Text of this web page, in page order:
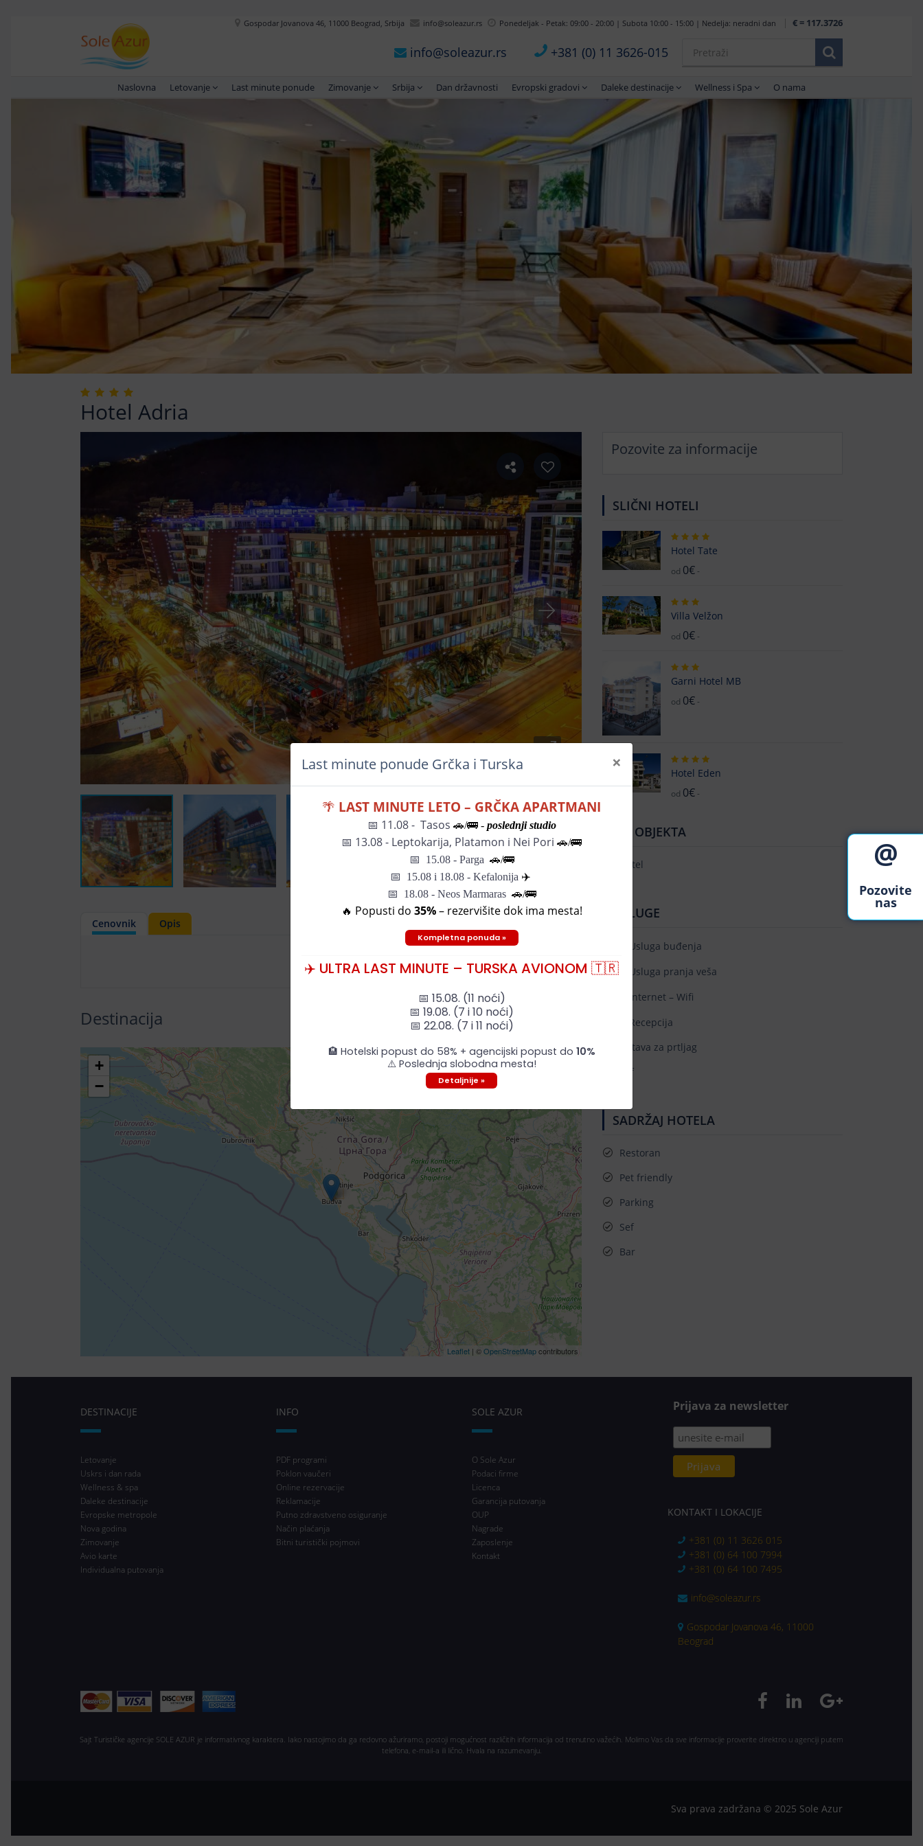
Gospodar Jovanova 46, 11000 Beograd, Srbija info@soleazur.rs Ponedeljak - Petak: 09:00 - 20:00 | Subota 10:00 - 15:00 | Nedelja: neradni dan € = 117.3726
info@soleazur.rs +381 (0) 11 3626-015
Naslovna Letovanje Last minute ponude Zimovanje Srbija Dan državnosti Evropski gradovi Daleke destinacije Wellness i Spa O nama
@
Pozovite
nas
Hotel Adria
Opis
Cenovnik
Destinacija
+
−
Leaflet | ©OpenStreetMapcontributors
Pozovite za informacije
SLIČNI HOTELI
Hotel Tate
od 0€ -
Villa Velžon
od 0€ -
Garni Hotel MB
od 0€ -
Hotel Eden
od 0€ -
TIP OBJEKTA
Hotel
USLUGE
Usluga buđenja
Usluga pranja veša
Internet – Wifi
Recepcija
Ostava za prtljag
Sef
SADRŽAJ HOTELA
Restoran
Pet friendly
Parking
Sef
Bar
Last minute ponude Grčka i Turska ×
🌴 LAST MINUTE LETO – GRČKA APARTMANI
📅 11.08 - Tasos 🚗/🚌 - poslednji studio
📅 13.08 - Leptokarija, Platamon i Nei Pori 🚗/🚌
📅 15.08 - Parga 🚗/🚌
📅 15.08 i 18.08 - Kefalonija ✈️
📅 18.08 - Neos Marmaras 🚗/🚌
🔥 Popusti do 35%– rezervišite dok ima mesta!
Kompletna ponuda »
✈️ ULTRA LAST MINUTE – TURSKA AVIONOM 🇹🇷
📅 15.08. (11 noći)
📅 19.08. (7 i 10 noći)
📅 22.08. (7 i 11 noći)
🏨 Hotelski popust do 58% + agencijski popust do 10%
⚠️ Poslednja slobodna mesta!
Detaljnije »
DESTINACIJE
Letovanje
Uskrs i dan rada
Wellness & spa
Daleke destinacije
Evropske metropole
Nova godina
Zimovanje
Avio karte
Individualna putovanja
INFO
PDF programi
Poklon vaučeri
Online rezervacije
Reklamacije
Putno zdravstveno osiguranje
Način plaćanja
Bitni turistički pojmovi
SOLE AZUR
O Sole Azur
Podaci firme
Licenca
Garancija putovanja
OUP
Nagrade
Zaposlenje
Kontakt
Prijava za newsletter
KONTAKT I LOKACIJE
+381 (0) 11 3626 015
+381 (0) 64 100 7994
+381 (0) 64 100 7495
info@soleazur.rs
Gospodar Jovanova 46, 11000
Beograd
Sajt Turističke agencije SOLE AZUR je informativnog karaktera. Iako nastojimo da ga redovno ažuriramo, postoji mogućnost različitih informacija od trenutno važećih. Molimo Vas da sve informacije proverite direktno u agenciji putem
telefona, e-mail-a ili lično. Hvala na razumevanju.
Sva prava zadržana © 2025 Sole Azur